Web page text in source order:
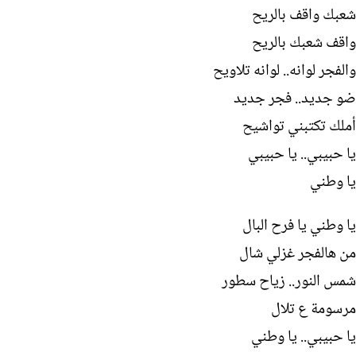
شعبك واقف بالريح
واقف شعبك بالريح
والفجر لوانه.. لوانه تلاويح
ضو جديد.. فجر جديد
أملك تكتبني تواشيح
يا حبيبي.. يا حبيبي
يا وطني
يا وطني يا فرح البال
من هالفجر غزلي شال
شمس النور.. زياح سطور
مرسومة ع تلال
يا حبيبي.. يا وطني